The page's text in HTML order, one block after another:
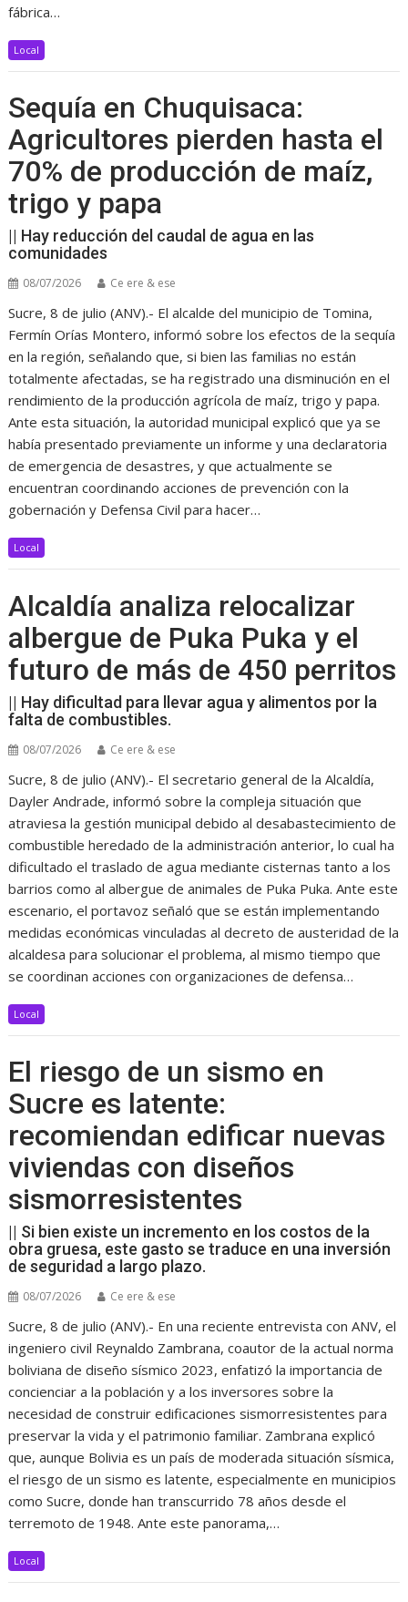
fábrica…
Local
Sequía en Chuquisaca:
Agricultores pierden hasta el
70% de producción de maíz,
trigo y papa
|| Hay reducción del caudal de agua en las
comunidades
08/07/2026 Ce ere & ese
Sucre, 8 de julio (ANV).- El alcalde del municipio de Tomina,
Fermín Orías Montero, informó sobre los efectos de la sequía
en la región, señalando que, si bien las familias no están
totalmente afectadas, se ha registrado una disminución en el
rendimiento de la producción agrícola de maíz, trigo y papa.
Ante esta situación, la autoridad municipal explicó que ya se
había presentado previamente un informe y una declaratoria
de emergencia de desastres, y que actualmente se
encuentran coordinando acciones de prevención con la
gobernación y Defensa Civil para hacer…
Local
Alcaldía analiza relocalizar
albergue de Puka Puka y el
futuro de más de 450 perritos
|| Hay dificultad para llevar agua y alimentos por la
falta de combustibles.
08/07/2026 Ce ere & ese
Sucre, 8 de julio (ANV).- El secretario general de la Alcaldía,
Dayler Andrade, informó sobre la compleja situación que
atraviesa la gestión municipal debido al desabastecimiento de
combustible heredado de la administración anterior, lo cual ha
dificultado el traslado de agua mediante cisternas tanto a los
barrios como al albergue de animales de Puka Puka. Ante este
escenario, el portavoz señaló que se están implementando
medidas económicas vinculadas al decreto de austeridad de la
alcaldesa para solucionar el problema, al mismo tiempo que
se coordinan acciones con organizaciones de defensa…
Local
El riesgo de un sismo en
Sucre es latente:
recomiendan edificar nuevas
viviendas con diseños
sismorresistentes
|| Si bien existe un incremento en los costos de la
obra gruesa, este gasto se traduce en una inversión
de seguridad a largo plazo.
08/07/2026 Ce ere & ese
Sucre, 8 de julio (ANV).- En una reciente entrevista con ANV, el
ingeniero civil Reynaldo Zambrana, coautor de la actual norma
boliviana de diseño sísmico 2023, enfatizó la importancia de
concienciar a la población y a los inversores sobre la
necesidad de construir edificaciones sismorresistentes para
preservar la vida y el patrimonio familiar. Zambrana explicó
que, aunque Bolivia es un país de moderada situación sísmica,
el riesgo de un sismo es latente, especialmente en municipios
como Sucre, donde han transcurrido 78 años desde el
terremoto de 1948. Ante este panorama,…
Local